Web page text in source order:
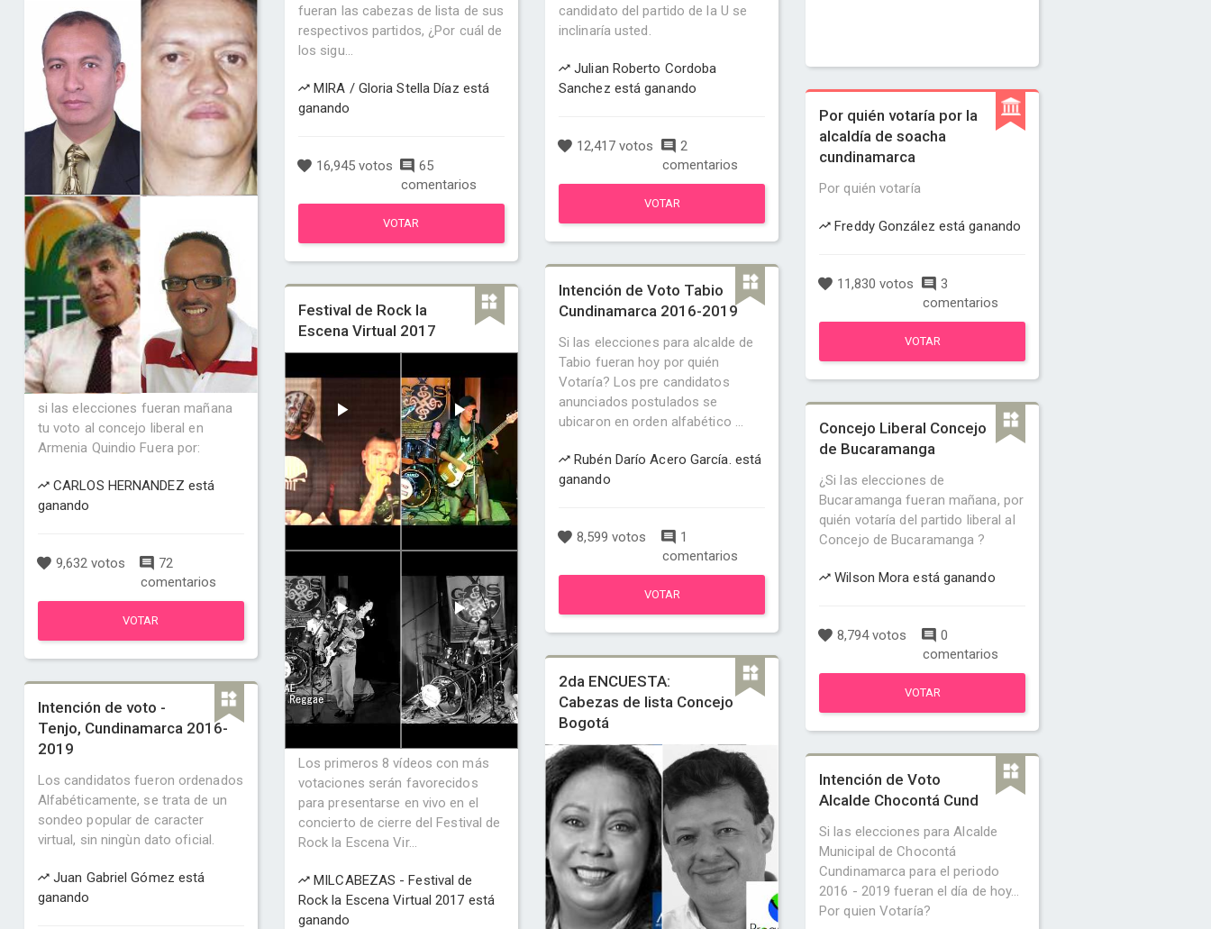
si las elecciones fueran mañana
tu voto al concejo liberal en
Armenia Quindio Fuera por:
CARLOS HERNANDEZ está
ganando
9,632 votos
72
comentarios
VOTAR
Intención de voto -
Tenjo, Cundinamarca 2016-
2019
Los candidatos fueron ordenados
Alfabéticamente, se trata de un
sondeo popular de caracter
virtual, sin ningùn dato oficial.
Juan Gabriel Gómez está
ganando
fueran las cabezas de lista de sus
respectivos partidos, ¿Por cuál de
los sigu...
MIRA / Gloria Stella Díaz está
ganando
16,945 votos
65
comentarios
VOTAR
Festival de Rock la
Escena Virtual 2017
Los primeros 8 vídeos con más
votaciones serán favorecidos
para presentarse en vivo en el
concierto de cierre del Festival de
Rock la Escena Vir...
MILCABEZAS - Festival de
Rock la Escena Virtual 2017 está
ganando
candidato del partido de la U se
inclinaría usted.
Julian Roberto Cordoba
Sanchez está ganando
12,417 votos
2
comentarios
VOTAR
Intención de Voto Tabio
Cundinamarca 2016-2019
Si las elecciones para alcalde de
Tabio fueran hoy por quién
Votaría? Los pre candidatos
anunciados postulados se
ubicaron en orden alfabético ...
Rubén Darío Acero García. está
ganando
8,599 votos
1
comentarios
VOTAR
2da ENCUESTA:
Cabezas de lista Concejo
Bogotá
Por quién votaría por la
alcaldía de soacha
cundinamarca
Por quién votaría
Freddy González está ganando
11,830 votos
3
comentarios
VOTAR
Concejo Liberal Concejo
de Bucaramanga
¿Si las elecciones de
Bucaramanga fueran mañana, por
quién votaría del partido liberal al
Concejo de Bucaramanga ?
Wilson Mora está ganando
8,794 votos
0
comentarios
VOTAR
Intención de Voto
Alcalde Chocontá Cund
Si las elecciones para Alcalde
Municipal de Chocontá
Cundinamarca para el periodo
2016 - 2019 fueran el día de hoy...
Por quien Votaría?